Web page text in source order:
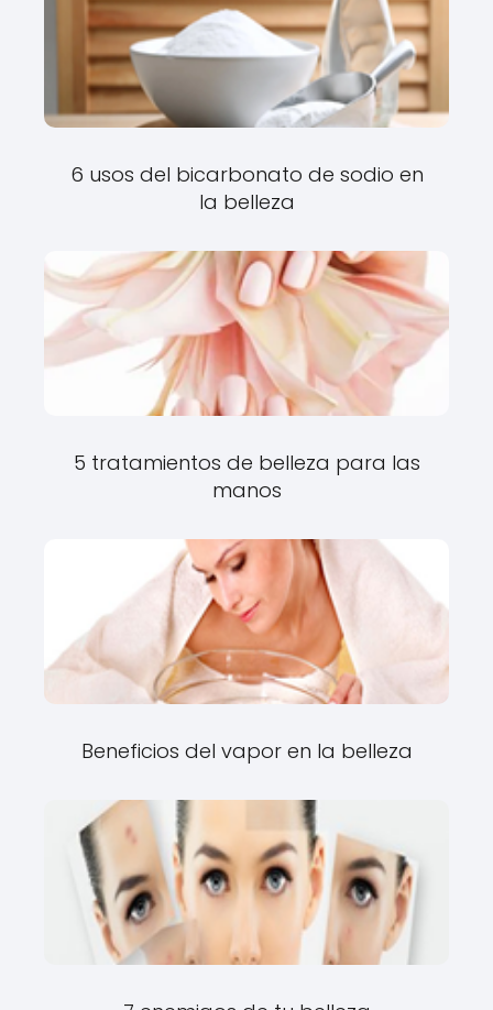
6 usos del bicarbonato de sodio en
la belleza
5 tratamientos de belleza para las
manos
Beneficios del vapor en la belleza